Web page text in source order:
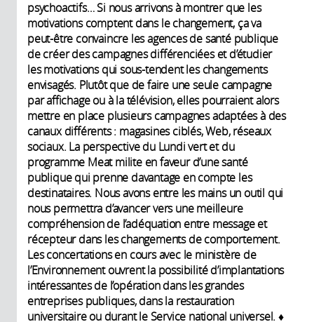
psychoactifs… Si nous arrivons à montrer que les
motivations comptent dans le changement, ça va
peut-être convaincre les agences de santé publique
de créer des campagnes différenciées et d’étudier
les motivations qui sous-tendent les changements
envisagés. Plutôt que de faire une seule campagne
par affichage ou à la télévision, elles pourraient alors
mettre en place plusieurs campagnes adaptées à des
canaux différents : magasines ciblés, Web, réseaux
sociaux. La perspective du Lundi vert et du
programme Meat milite en faveur d’une santé
publique qui prenne davantage en compte les
destinataires. Nous avons entre les mains un outil qui
nous permettra d’avancer vers une meilleure
compréhension de l’adéquation entre message et
récepteur dans les changements de comportement.
Les concertations en cours avec le ministère de
l’Environnement ouvrent la possibilité d’implantations
intéressantes de l’opération dans les grandes
entreprises publiques, dans la restauration
universitaire ou durant le Service national universel. ♦